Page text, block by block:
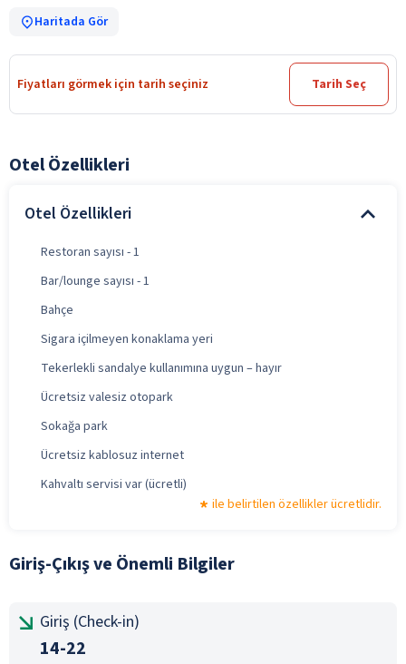
Haritada Gör
Fiyatları görmek için tarih seçiniz Tarih Seç
Otel Özellikleri
Otel Özellikleri
Restoran sayısı - 1
Bar/lounge sayısı - 1
Bahçe
Sigara içilmeyen konaklama yeri
Tekerlekli sandalye kullanımına uygun – hayır
Ücretsiz valesiz otopark
Sokağa park
Ücretsiz kablosuz internet
Kahvaltı servisi var (ücretli)
ile belirtilen özellikler ücretlidir.
Giriş-Çıkış ve Önemli Bilgiler
Giriş (Check-in)
14-22